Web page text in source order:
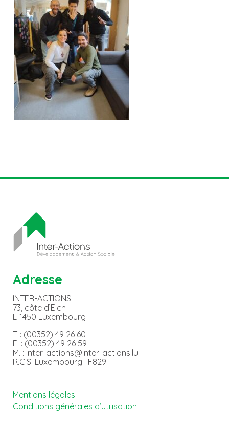
Adresse
INTER-ACTIONS
73, côte d’Eich
L-1450 Luxembourg
T. : (00352) 49 26 60
F. : (00352) 49 26 59
M. : inter-actions@inter-actions.lu
R.C.S. Luxembourg : F829
Mentions légales
Conditions générales d’utilisation